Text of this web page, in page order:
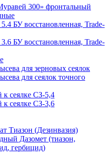
300» фронтальный
БУ восстановленная, Trade-
БУ восстановленная, Trade-
для зерновых сеялок
для сеялок точного
сеялке СЗ-5,4
сеялке СЗ-3,6
Тиазон (Дезинвазия)
Дазомет (тиазон,
гербицид)